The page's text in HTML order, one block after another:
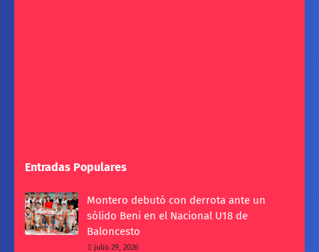
Entradas Populares
Montero debutó con derrota ante un
sólido Beni en el Nacional U18 de
Baloncesto
julio 29, 2026